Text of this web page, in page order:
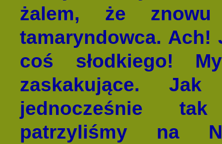
żalem, że
tamaryndowca. Ach!
coś słodkiego!
zaskakujące. Jak
jednocześnie
patrzyliśmy na